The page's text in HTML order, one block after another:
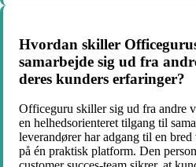
Hvordan skiller
samarbejde sig ud fra
deres kunders erfaringer?
Officeguru skiller sig ud fra andre
en helhedsorienteret tilgang til
leverandører har adgang til en
på én praktisk platform. Den